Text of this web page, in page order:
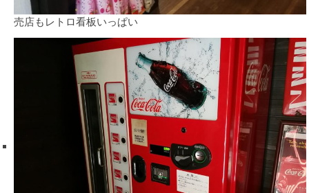
売店もレトロ看板いっぱい